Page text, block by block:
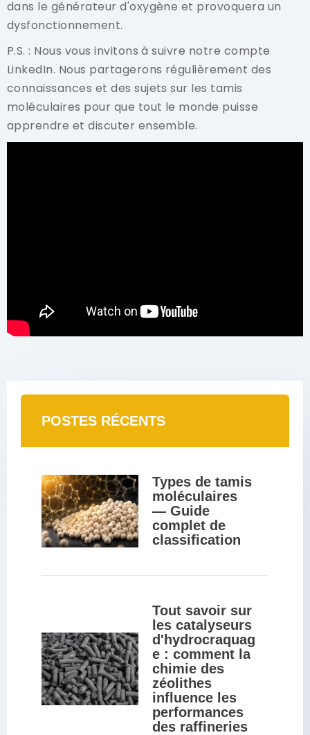
dans le générateur d'oxygène et provoquera un
dysfonctionnement.
P.S. : Nous vous invitons à suivre notre compte
LinkedIn. Nous partagerons régulièrement des
connaissances et des sujets sur les tamis
moléculaires pour que tout le monde puisse
apprendre et discuter ensemble.
POSTES RÉCENTS
Types de tamis
moléculaires
— Guide
complet de
classification
Tout savoir sur
les catalyseurs
d'hydrocraquag
e : comment la
chimie des
zéolithes
influence les
performances
des raffineries